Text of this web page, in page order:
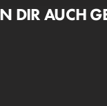
DIR AUCH